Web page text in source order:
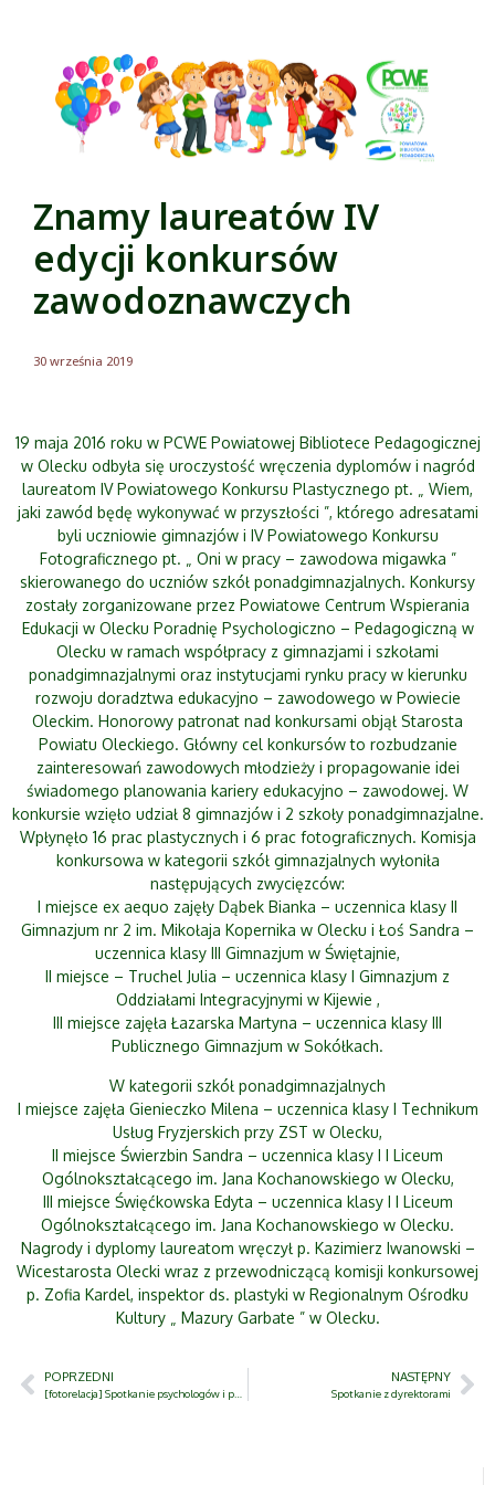
Znamy laureatów IV
edycji konkursów
zawodoznawczych
30 września 2019
19 maja 2016 roku w PCWE Powiatowej Bibliotece Pedagogicznej
w Olecku odbyła się uroczystość wręczenia dyplomów i nagród
laureatom IV Powiatowego Konkursu Plastycznego pt. „ Wiem,
jaki zawód będę wykonywać w przyszłości ”, którego adresatami
byli uczniowie gimnazjów i IV Powiatowego Konkursu
Fotograficznego pt. „ Oni w pracy – zawodowa migawka ”
skierowanego do uczniów szkół ponadgimnazjalnych. Konkursy
zostały zorganizowane przez Powiatowe Centrum Wspierania
Edukacji w Olecku Poradnię Psychologiczno – Pedagogiczną w
Olecku w ramach współpracy z gimnazjami i szkołami
ponadgimnazjalnymi oraz instytucjami rynku pracy w kierunku
rozwoju doradztwa edukacyjno – zawodowego w Powiecie
Oleckim. Honorowy patronat nad konkursami objął Starosta
Powiatu Oleckiego. Główny cel konkursów to rozbudzanie
zainteresowań zawodowych młodzieży i propagowanie idei
świadomego planowania kariery edukacyjno – zawodowej. W
konkursie wzięło udział 8 gimnazjów i 2 szkoły ponadgimnazjalne.
Wpłynęło 16 prac plastycznych i 6 prac fotograficznych. Komisja
konkursowa w kategorii szkół gimnazjalnych wyłoniła
następujących zwycięzców:
I miejsce ex aequo zajęły Dąbek Bianka – uczennica klasy II
Gimnazjum nr 2 im. Mikołaja Kopernika w Olecku i Łoś Sandra –
uczennica klasy III Gimnazjum w Świętajnie,
II miejsce – Truchel Julia – uczennica klasy I Gimnazjum z
Oddziałami Integracyjnymi w Kijewie ,
III miejsce zajęła Łazarska Martyna – uczennica klasy III
Publicznego Gimnazjum w Sokółkach.
W kategorii szkół ponadgimnazjalnych
I miejsce zajęła Gienieczko Milena – uczennica klasy I Technikum
Usług Fryzjerskich przy ZST w Olecku,
II miejsce Świerzbin Sandra – uczennica klasy I I Liceum
Ogólnokształcącego im. Jana Kochanowskiego w Olecku,
III miejsce Święćkowska Edyta – uczennica klasy I I Liceum
Ogólnokształcącego im. Jana Kochanowskiego w Olecku.
Nagrody i dyplomy laureatom wręczył p. Kazimierz Iwanowski –
Wicestarosta Olecki wraz z przewodniczącą komisji konkursowej
p. Zofia Kardel, inspektor ds. plastyki w Regionalnym Ośrodku
Kultury „ Mazury Garbate ” w Olecku.
POPRZEDNI NASTĘPNY
Spotkanie z dyrektorami